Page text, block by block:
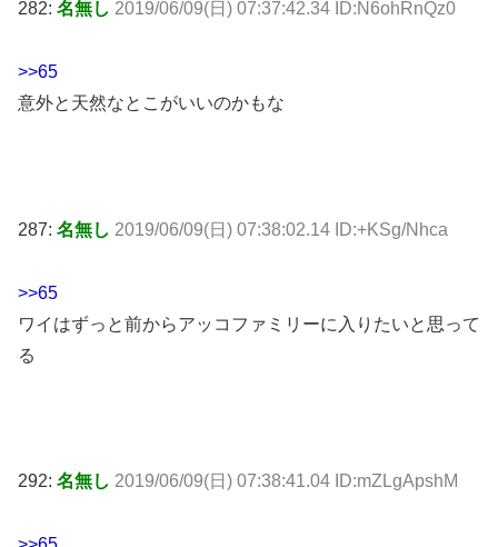
282: 名無し 2019/06/09(日) 07:37:42.34 ID:N6ohRnQz0
>>65
意外と天然なとこがいいのかもな
287: 名無し 2019/06/09(日) 07:38:02.14 ID:+KSg/Nhca
>>65
ワイはずっと前からアッコファミリーに入りたいと思って
る
292: 名無し 2019/06/09(日) 07:38:41.04 ID:mZLgApshM